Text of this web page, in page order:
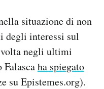
situazione di non
degli interessi sul
negli ultimi
ha spiegato
su Epistemes.org).